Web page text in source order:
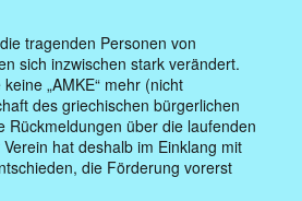
tragenden Personen von
sich inzwischen stark verändert.
„AMKE“ mehr (nicht
des griechischen bürgerlichen
Rückmeldungen über die laufenden
hat deshalb im Einklang mit
die Förderung vorerst